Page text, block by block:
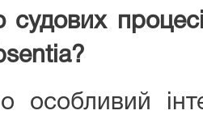
судових